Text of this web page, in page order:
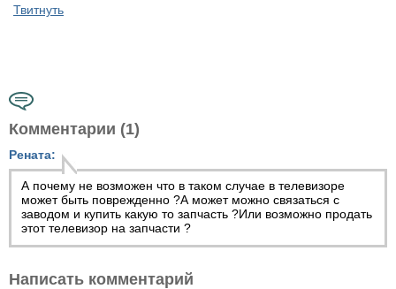
Твитнуть
Комментарии (1)
Рената:
А почему не возможен что в таком случае в телевизоре
может быть поврежденно ?А может можно связаться с
заводом и купить какую то запчасть ?Или возможно продать
этот телевизор на запчасти ?
Написать комментарий